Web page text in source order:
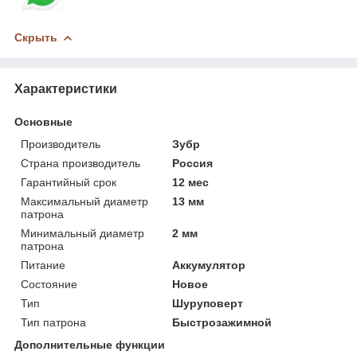
Скрыть
Характеристики
Основные
Производитель
Зубр
Страна производитель
Россия
Гарантийный срок
12 мес
Максимальный диаметр
патрона
13 мм
Минимальный диаметр
патрона
2 мм
Питание
Аккумулятор
Состояние
Новое
Тип
Шуруповерт
Тип патрона
Быстрозажимной
Дополнительные функции